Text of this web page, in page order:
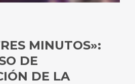
MINUTOS»:
DE
DE LA